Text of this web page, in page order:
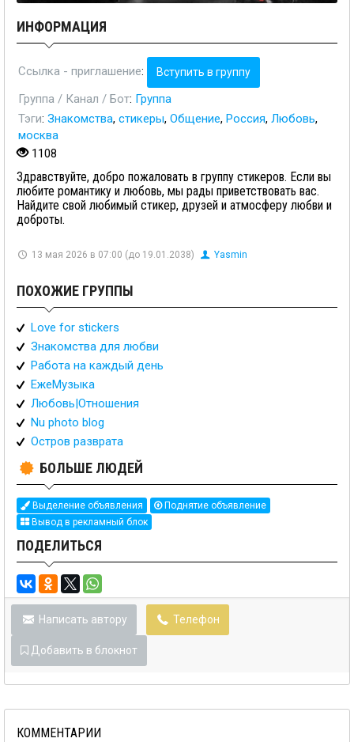
ИНФОРМАЦИЯ
Ссылка - приглашение: Вступить в группу
Группа / Канал / Бот: Группа
Тэги: Знакомства, стикеры, Общение, Россия, Любовь,
москва
1108
Здравствуйте, добро пожаловать в группу стикеров. Если вы
любите романтику и любовь, мы рады приветствовать вас.
Найдите свой любимый стикер, друзей и атмосферу любви и
доброты.
13 мая 2026 в 07:00 (до 19.01.2038) Yasmin
ПОХОЖИЕ ГРУППЫ
Love for stickers
Знакомства для любви
Работа на каждый день
ЕжеМузыка
Любовь|Отношения
Nu photo blog
Остров разврата
БОЛЬШЕ ЛЮДЕЙ
Выделение объявления
Поднятие объявление
Вывод в рекламный блок
ПОДЕЛИТЬСЯ
Написать автору Телефон
Добавить в блокнот
КОММЕНТАРИИ